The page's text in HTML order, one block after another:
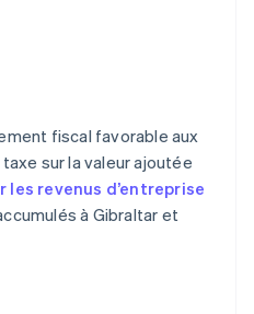
fiscal favorable aux
sur la valeur ajoutée
les revenus d’entreprise
à Gibraltar et